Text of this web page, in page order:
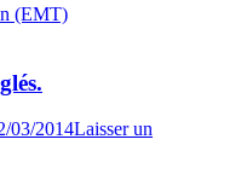
(EMT)
03/2014Laisser un